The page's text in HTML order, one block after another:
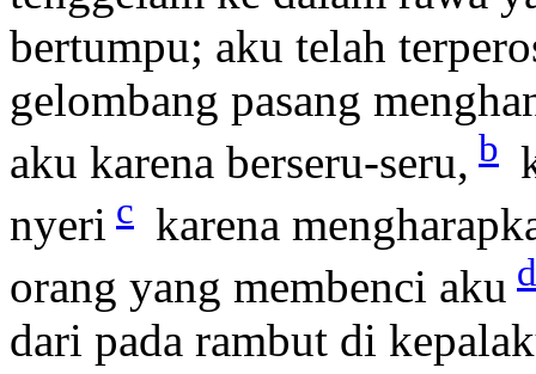
bertumpu; aku telah
gelombang pasang
aku karena berseru-seru, b
nyeri c karena
orang yang membenci aku d
dari pada rambut di